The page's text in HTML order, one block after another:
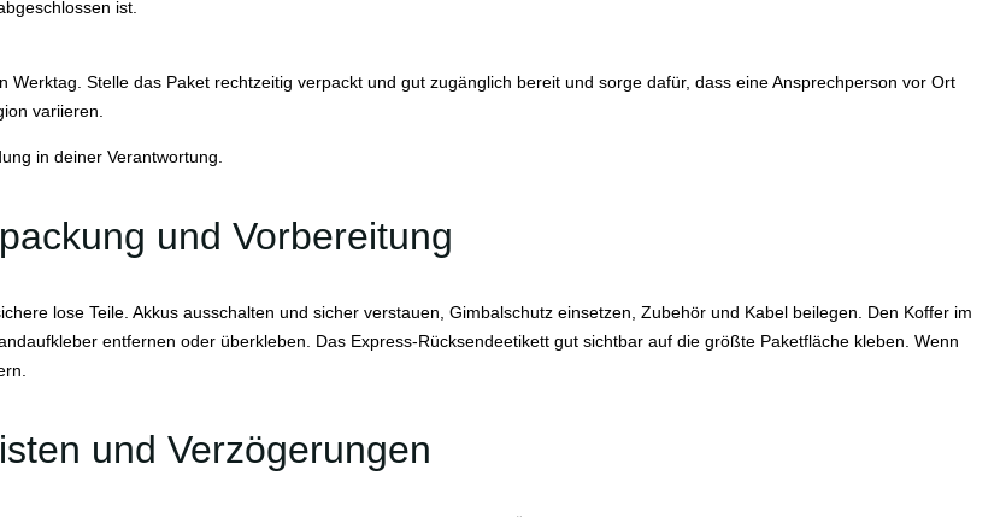
ist.
Stelle das Paket rechtzeitig verpackt und gut zugänglich bereit und sorge dafür, dass eine Ansprechperson vor Ort
variieren.
in deiner Verantwortung.
und Vorbereitung
lose Teile. Akkus ausschalten und sicher verstauen, Gimbalschutz einsetzen, Zubehör und Kabel beilegen. Den Koffer im
entfernen oder überkleben. Das Express-Rücksendeetikett gut sichtbar auf die größte Paketfläche kleben. Wenn
und Verzögerungen